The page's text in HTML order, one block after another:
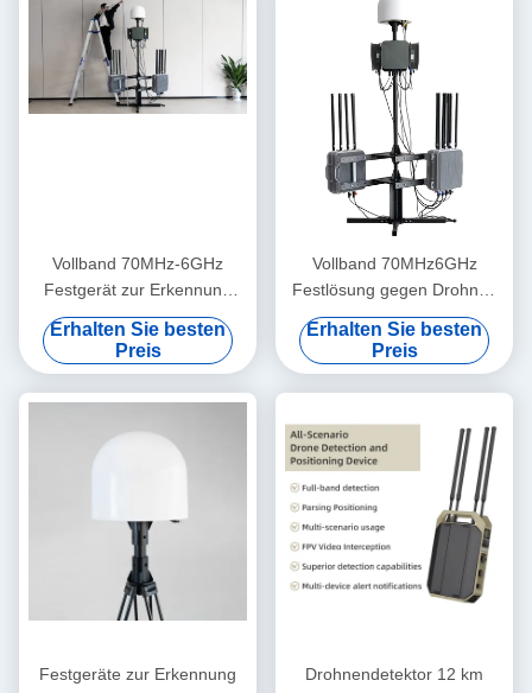
Vollband 70MHz-6GHz
Festgerät zur Erkennung
und Störung von Drohnen
mit 1 N Superinterferenz 10
km Erkennung und 3 km
Störung
Erhalten Sie besten
Preis
Vollband 70MHz6GHz
Festlösung gegen Drohnen
10KM Erkennungs- und
Störbereich, FPV-
Videoaufnahme, 24 Stunden
unbeaufsichtigter Betrieb Dji
Erhalten Sie besten
Preis
Festgeräte zur Erkennung
Drohnendetektor 12 km